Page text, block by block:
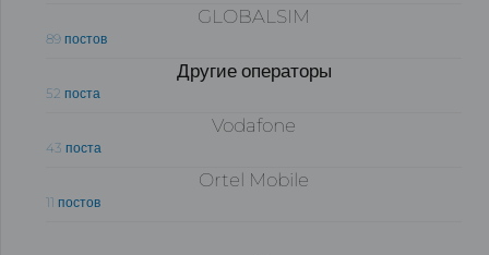
GLOBALSIM
89 постов
Другие операторы
52 поста
Vodafone
43 поста
Ortel Mobile
11 постов